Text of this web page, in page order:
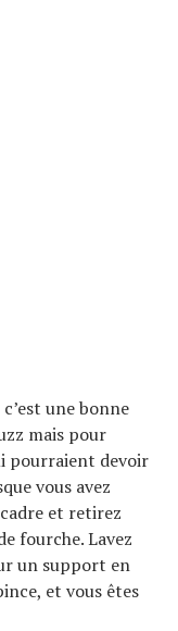
une bonne
mais pour
pourraient devoir
vous avez
et retirez
fourche. Lavez
un support en
et vous êtes